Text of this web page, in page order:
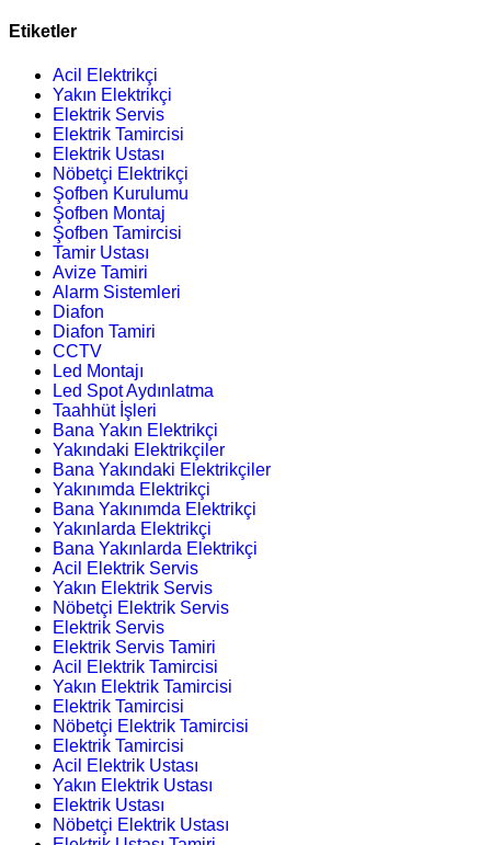
Etiketler
Acil Elektrikçi
Yakın Elektrikçi
Elektrik Servis
Elektrik Tamircisi
Elektrik Ustası
Nöbetçi Elektrikçi
Şofben Kurulumu
Şofben Montaj
Şofben Tamircisi
Tamir Ustası
Avize Tamiri
Alarm Sistemleri
Diafon
Diafon Tamiri
CCTV
Led Montajı
Led Spot Aydınlatma
Taahhüt İşleri
Bana Yakın Elektrikçi
Yakındaki Elektrikçiler
Bana Yakındaki Elektrikçiler
Yakınımda Elektrikçi
Bana Yakınımda Elektrikçi
Yakınlarda Elektrikçi
Bana Yakınlarda Elektrikçi
Acil Elektrik Servis
Yakın Elektrik Servis
Nöbetçi Elektrik Servis
Elektrik Servis
Elektrik Servis Tamiri
Acil Elektrik Tamircisi
Yakın Elektrik Tamircisi
Elektrik Tamircisi
Nöbetçi Elektrik Tamircisi
Elektrik Tamircisi
Acil Elektrik Ustası
Yakın Elektrik Ustası
Elektrik Ustası
Nöbetçi Elektrik Ustası